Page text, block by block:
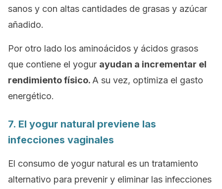
sanos y con altas cantidades de grasas y azúcar
añadido.
Por otro lado los aminoácidos y ácidos grasos
que contiene el yogur ayudan a incrementar el
rendimiento físico. A su vez, optimiza el gasto
energético.
7. El yogur natural previene las
infecciones vaginales
El consumo de yogur natural es un tratamiento
alternativo para prevenir y eliminar las infecciones